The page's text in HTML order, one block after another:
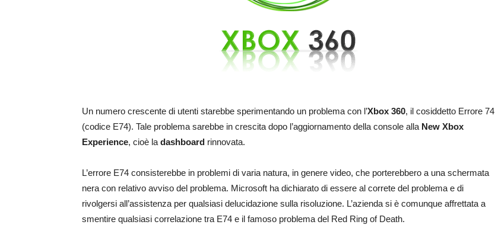
Un numero crescente di utenti starebbe sperimentando un problema con l’Xbox 360, il cosiddetto Errore 74
(codice E74). Tale problema sarebbe in crescita dopo l’aggiornamento della console alla New Xbox
Experience, cioè la dashboard rinnovata.
L’errore E74 consisterebbe in problemi di varia natura, in genere video, che porterebbero a una schermata
nera con relativo avviso del problema. Microsoft ha dichiarato di essere al correte del problema e di
rivolgersi all’assistenza per qualsiasi delucidazione sulla risoluzione. L’azienda si è comunque affrettata a
smentire qualsiasi correlazione tra E74 e il famoso problema del Red Ring of Death.